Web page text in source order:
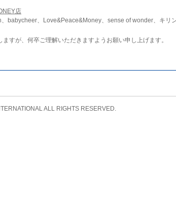
店
babycheer、Love&Peace&Money、sense of wonder、キリ
すが、何卒ご理解いただきますようお願い申し上げます。